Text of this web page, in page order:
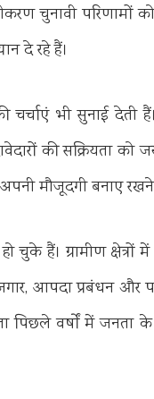
चुनावी परिणामों
दे रहे हैं।
भी सुनाई देती
की सक्रियता को
मौजूदगी बनाए
हैं। ग्रामीण क्षेत्रों
आपदा प्रबंधन और
पिछले वर्षों में